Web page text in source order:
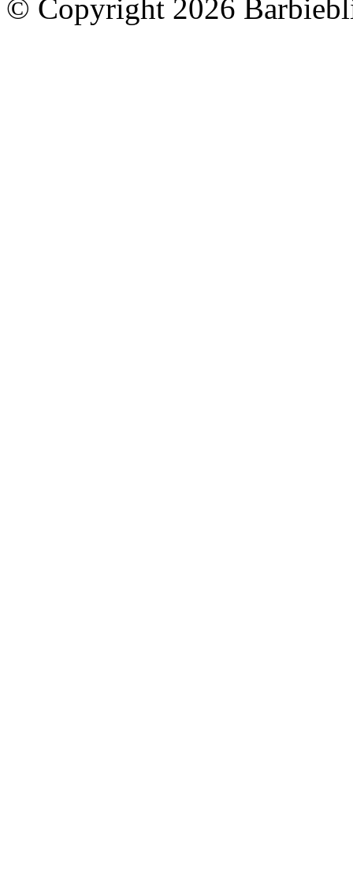
© Copyright 2026